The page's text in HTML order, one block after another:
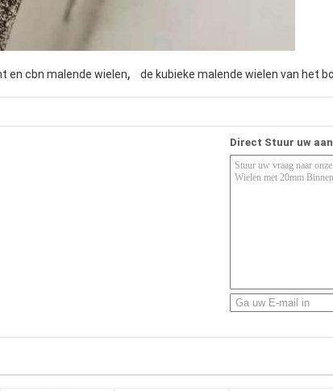
en cbn malende wielen, de kubieke malende wielen van het
Direct Stuur uw